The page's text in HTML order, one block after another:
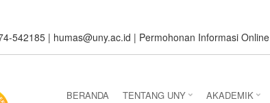
542185 | humas@uny.ac.id | Permohonan Informasi Online
BERANDA TENTANG UNY AKADEMIK